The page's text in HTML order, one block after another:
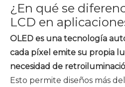
¿En qué se
LCD en
OLED es una tecnología
cada píxel emite su propia
necesidad de
Esto permite diseños más